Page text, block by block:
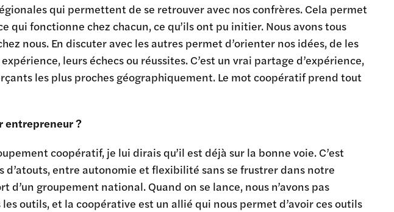
qui permettent de se retrouver avec nos confrères. Cela permet
qui fonctionne chez chacun, ce qu’ils ont pu initier. Nous avons tous
nous. En discuter avec les autres permet d’orienter nos idées, de les
leurs échecs ou réussites. C’est un vrai partage d’expérience,
les plus proches géographiquement. Le mot coopératif prend tout
entrepreneur ?
coopératif, je lui dirais qu’il est déjà sur la bonne voie. C’est
entre autonomie et flexibilité sans se frustrer dans notre
groupement national. Quand on se lance, nous n’avons pas
outils, et la coopérative est un allié qui nous permet d’avoir ces outils